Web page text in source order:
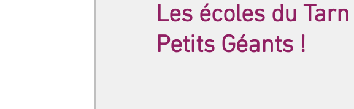
Les écoles du
Petits Géants !